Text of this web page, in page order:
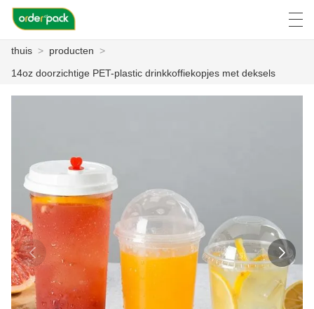
PRODUCTEN
OVER ONS
NIEUWS
ZAAK C
FACTORY TOUR
العربية Deutsch
thuis > producten >
14oz doorzichtige PET-plastic drinkkoffiekopjes met deksels